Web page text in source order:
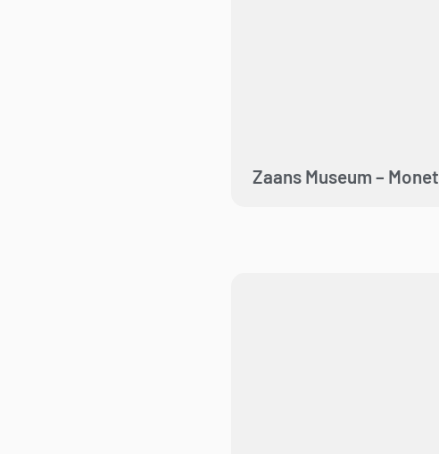
Zaans Museum – Monet